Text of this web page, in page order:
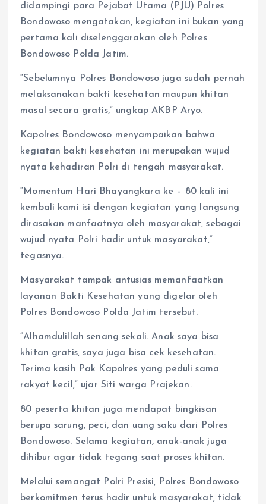
didampingi para Pejabat Utama (PJU) Polres
Bondowoso mengatakan, kegiatan ini bukan yang
pertama kali diselenggarakan oleh Polres
Bondowoso Polda Jatim.
“Sebelumnya Polres Bondowoso juga sudah pernah
melaksanakan bakti kesehatan maupun khitan
masal secara gratis,” ungkap AKBP Aryo.
Kapolres Bondowoso menyampaikan bahwa
kegiatan bakti kesehatan ini merupakan wujud
nyata kehadiran Polri di tengah masyarakat.
“Momentum Hari Bhayangkara ke – 80 kali ini
kembali kami isi dengan kegiatan yang langsung
dirasakan manfaatnya oleh masyarakat, sebagai
wujud nyata Polri hadir untuk masyarakat,”
tegasnya.
Masyarakat tampak antusias memanfaatkan
layanan Bakti Kesehatan yang digelar oleh
Polres Bondowoso Polda Jatim tersebut.
“Alhamdulillah senang sekali. Anak saya bisa
khitan gratis, saya juga bisa cek kesehatan.
Terima kasih Pak Kapolres yang peduli sama
rakyat kecil,” ujar Siti warga Prajekan.
80 peserta khitan juga mendapat bingkisan
berupa sarung, peci, dan uang saku dari Polres
Bondowoso. Selama kegiatan, anak-anak juga
dihibur agar tidak tegang saat proses khitan.
Melalui semangat Polri Presisi, Polres Bondowoso
berkomitmen terus hadir untuk masyarakat, tidak